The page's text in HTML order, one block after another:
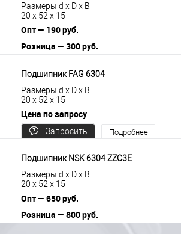
Размеры d x D x B
20 x 52 x 15
Опт — 190 руб.
Розница — 300 руб.
Подшипник FAG 6304
Размеры d x D x B
20 x 52 x 15
Цена по запросу
Запросить
Подробнее
Подшипник NSK 6304 ZZC3E
Размеры d x D x B
20 x 52 x 15
Опт — 650 руб.
Розница — 800 руб.